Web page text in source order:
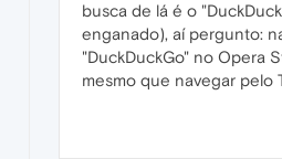
busca de lá é o
enganado), aí pergunto:
"DuckDuckGo" no Opera
mesmo que navegar pelo